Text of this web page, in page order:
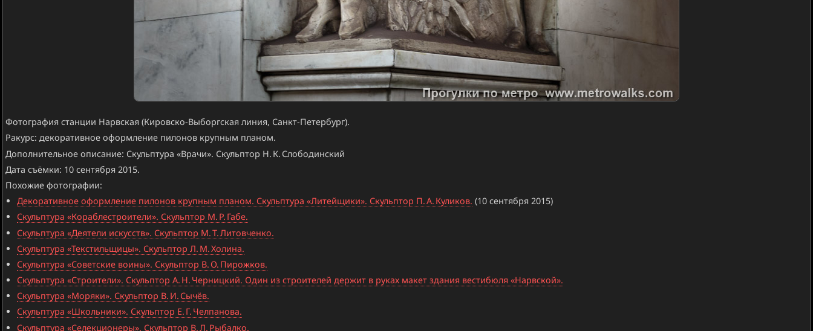
Фотография станции Нарвская (Кировско-Выборгская линия, Санкт-Петербург).
Ракурс: декоративное оформление пилонов крупным планом.
Дополнительное описание: Скульптура «Врачи». Скульптор Н. К. Слободинский
Дата съёмки: 10 сентября 2015.
Похожие фотографии:
Декоративное оформление пилонов крупным планом. Скульптура «Литейщики». Скульптор П. А. Куликов. (10 сентября 2015)
Скульптура «Кораблестроители». Скульптор М. Р. Габе.
Скульптура «Деятели искусств». Скульптор М. Т. Литовченко.
Скульптура «Текстильщицы». Скульптор Л. М. Холина.
Скульптура «Советские воины». Скульптор В. О. Пирожков.
Скульптура «Строители». Скульптор А. Н. Черницкий. Один из строителей держит в руках макет здания вестибюля «Нарвской».
Скульптура «Моряки». Скульптор В. И. Сычёв.
Скульптура «Школьники». Скульптор Е. Г. Челпанова.
Скульптура «Селекционеры». Скульптор В. Л. Рыбалко.